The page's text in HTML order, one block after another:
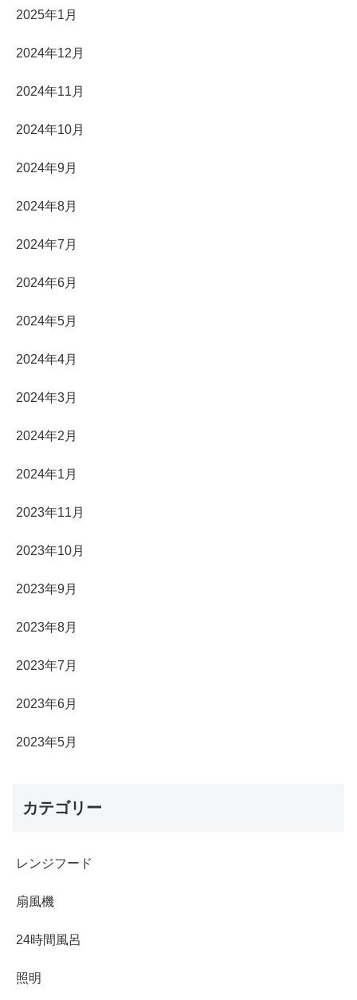
2025年1月
2024年12月
2024年11月
2024年10月
2024年9月
2024年8月
2024年7月
2024年6月
2024年5月
2024年4月
2024年3月
2024年2月
2024年1月
2023年11月
2023年10月
2023年9月
2023年8月
2023年7月
2023年6月
2023年5月
カテゴリー
レンジフード
扇風機
24時間風呂
照明